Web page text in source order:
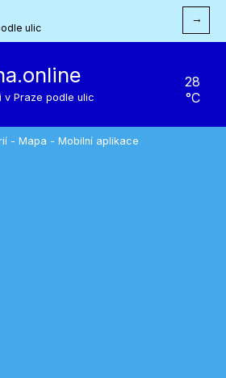
ulic
→
v Praze podle ulic
28
°C
- Mapa - Mobilní aplikace